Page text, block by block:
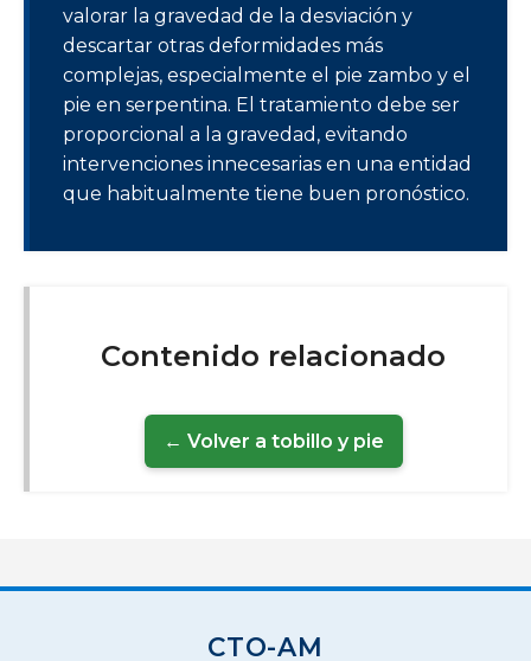
valorar la gravedad de la desviación y
descartar otras deformidades más
complejas, especialmente el pie zambo y el
pie en serpentina. El tratamiento debe ser
proporcional a la gravedad, evitando
intervenciones innecesarias en una entidad
que habitualmente tiene buen pronóstico.
Contenido relacionado
← Volver a tobillo y pie
CTO-AM